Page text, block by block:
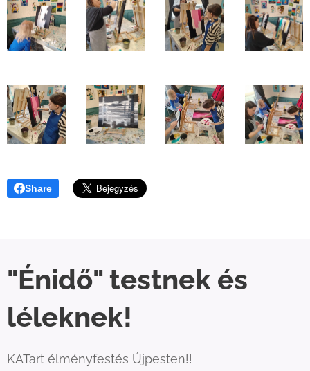
Share
"Énidő" testnek és
léleknek!
KATart élményfestés Újpesten!!